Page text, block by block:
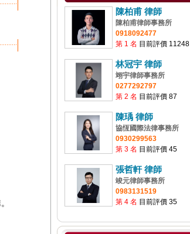
陳柏甫 律師
陳柏甫律師事務所
0918092477
第 1 名 目前評價 11248
林冠宇 律師
翊宇律師事務所
0277292797
第 2 名 目前評價 87
陳瑀 律師
協恆國際法律事務所
0930299563
第 3 名 目前評價 45
張哲軒 律師
竣元律師事務所
0983131519
第 4 名 目前評價 35